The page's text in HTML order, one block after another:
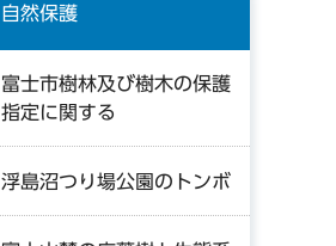
自然保護
富士市樹林及び樹木の保護
指定に関する
浮島沼つり場公園のトンボ